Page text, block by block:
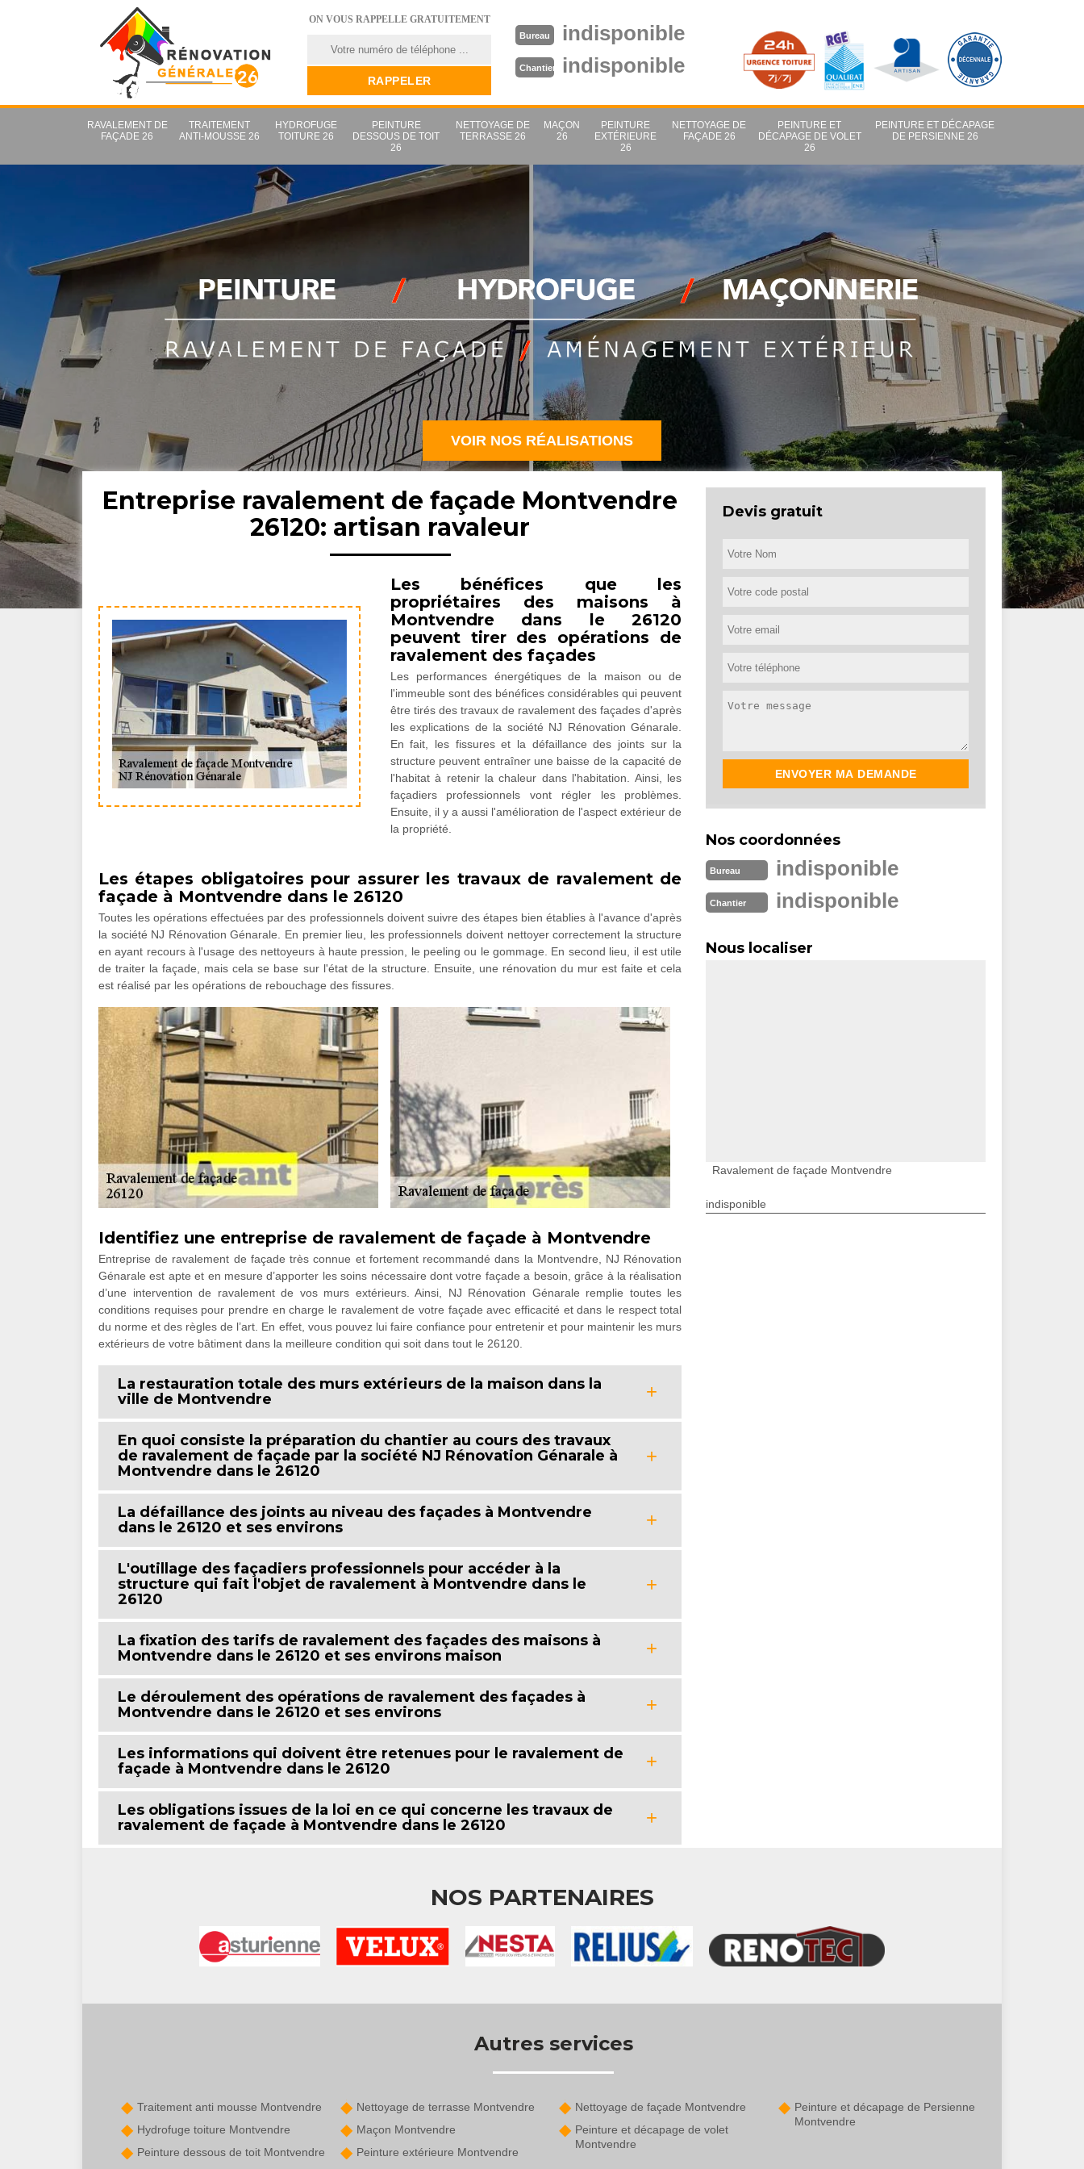
ON VOUS RAPPELLE GRATUITEMENT
Bureau indisponible
Chantier indisponible
RAVALEMENT DE
FAÇADE 26
TRAITEMENT
ANTI-MOUSSE 26
HYDROFUGE
TOITURE 26
PEINTURE
DESSOUS DE TOIT
26
NETTOYAGE DE
TERRASSE 26
MAÇON
26
PEINTURE
EXTÉRIEURE
26
NETTOYAGE DE
FAÇADE 26
PEINTURE ET
DÉCAPAGE DE VOLET
26
PEINTURE ET DÉCAPAGE
DE PERSIENNE 26
VOIR NOS RÉALISATIONS
Entreprise ravalement de façade Montvendre
26120: artisan ravaleur
Les bénéfices que les
propriétaires des maisons à
Montvendre dans le 26120
peuvent tirer des opérations de
ravalement des façades
Les performances énergétiques de la maison ou de
l'immeuble sont des bénéfices considérables qui peuvent
être tirés des travaux de ravalement des façades d'après
les explications de la société NJ Rénovation Génarale.
En fait, les fissures et la défaillance des joints sur la
structure peuvent entraîner une baisse de la capacité de
l'habitat à retenir la chaleur dans l'habitation. Ainsi, les
façadiers professionnels vont régler les problèmes.
Ensuite, il y a aussi l'amélioration de l'aspect extérieur de
la propriété.
Les étapes obligatoires pour assurer les travaux de ravalement de
façade à Montvendre dans le 26120
Toutes les opérations effectuées par des professionnels doivent suivre des étapes bien établies à l'avance d'après
la société NJ Rénovation Génarale. En premier lieu, les professionnels doivent nettoyer correctement la structure
en ayant recours à l'usage des nettoyeurs à haute pression, le peeling ou le gommage. En second lieu, il est utile
de traiter la façade, mais cela se base sur l'état de la structure. Ensuite, une rénovation du mur est faite et cela
est réalisé par les opérations de rebouchage des fissures.
Identifiez une entreprise de ravalement de façade à Montvendre
Entreprise de ravalement de façade très connue et fortement recommandé dans la Montvendre, NJ Rénovation
Génarale est apte et en mesure d’apporter les soins nécessaire dont votre façade a besoin, grâce à la réalisation
d’une intervention de ravalement de vos murs extérieurs. Ainsi, NJ Rénovation Génarale remplie toutes les
conditions requises pour prendre en charge le ravalement de votre façade avec efficacité et dans le respect total
du norme et des règles de l’art. En effet, vous pouvez lui faire confiance pour entretenir et pour maintenir les murs
extérieurs de votre bâtiment dans la meilleure condition qui soit dans tout le 26120.
La restauration totale des murs extérieurs de la maison dans la
ville de Montvendre
En quoi consiste la préparation du chantier au cours des travaux
de ravalement de façade par la société NJ Rénovation Génarale à
Montvendre dans le 26120
La défaillance des joints au niveau des façades à Montvendre
dans le 26120 et ses environs
L'outillage des façadiers professionnels pour accéder à la
structure qui fait l'objet de ravalement à Montvendre dans le
26120
La fixation des tarifs de ravalement des façades des maisons à
Montvendre dans le 26120 et ses environs maison
Le déroulement des opérations de ravalement des façades à
Montvendre dans le 26120 et ses environs
Les informations qui doivent être retenues pour le ravalement de
façade à Montvendre dans le 26120
Les obligations issues de la loi en ce qui concerne les travaux de
ravalement de façade à Montvendre dans le 26120
Devis gratuit
Nos coordonnées
Bureau indisponible
Chantier indisponible
Nous localiser
Ravalement de façade Montvendre
indisponible
NOS PARTENAIRES
Autres services
Traitement anti mousse Montvendre
Hydrofuge toiture Montvendre
Peinture dessous de toit Montvendre
Nettoyage de terrasse Montvendre
Maçon Montvendre
Peinture extérieure Montvendre
Nettoyage de façade Montvendre
Peinture et décapage de volet
Montvendre
Peinture et décapage de Persienne
Montvendre